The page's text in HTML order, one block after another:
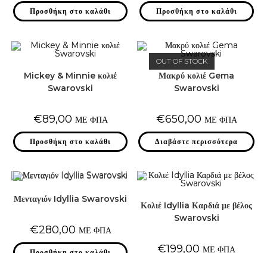
Προσθήκη στο καλάθι Προσθήκη στο καλάθι
Mickey & Minnie κολιέ
Swarovski
€89,00 ΜΕ ΦΠΑ
Προσθήκη στο καλάθι
OUT OF STOCK
Μακρύ κολιέ Gema
Swarovski
€650,00 ΜΕ ΦΠΑ
Διαβάστε περισσότερα
Μενταγιόν Idyllia Swarovski
€280,00 ΜΕ ΦΠΑ
Κολιέ Idyllia Καρδιά με βέλος
Swarovski
€199,00 ΜΕ ΦΠΑ